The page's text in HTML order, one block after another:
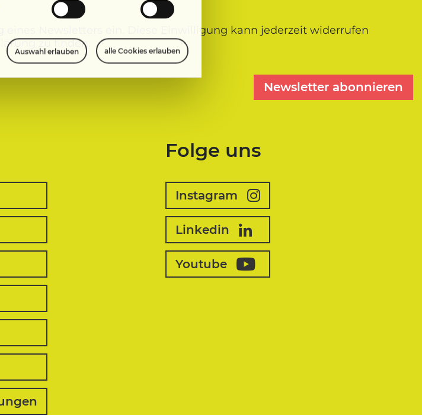
Auswahl erlauben alle Cookies erlauben
Folge uns
Instagram
Linkedin
Youtube
Newsletters ein. Diese Einwilligung kann jederzeit widerrufen
zu finden.
Newsletter abonnieren